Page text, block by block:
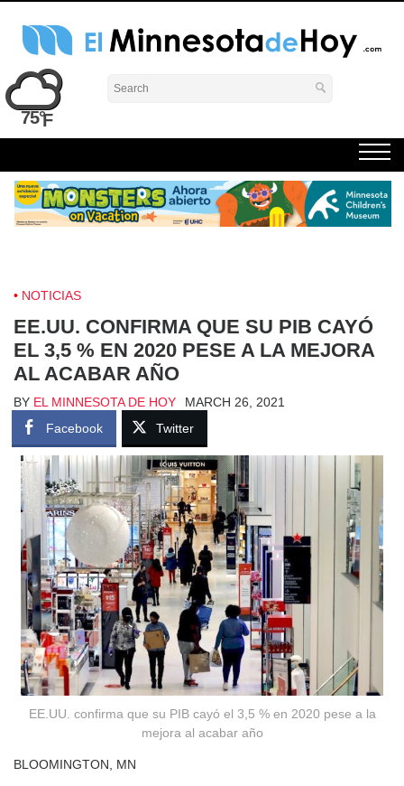
Skip
content
El Minnesota de Hoy Noticias
Latino Noticias Minnesota News
75°
NOTICIAS
EE.UU. CONFIRMA QUE SU PIB CAYÓ
EL 3,5 % EN 2020 PESE A LA MEJORA
AL ACABAR AÑO
BY EL MINNESOTA DE HOY
MARCH 26, 2021
Facebook
Twitter
EE.UU. confirma que su PIB cayó el 3,5 % en 2020 pese a la
mejora al acabar año
BLOOMINGTON, MN